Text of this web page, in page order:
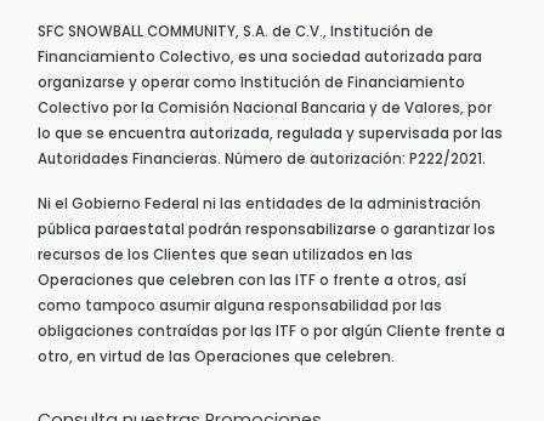
SFC SNOWBALL COMMUNITY, S.A. de C.V., Institución de
Financiamiento Colectivo, es una sociedad autorizada para
organizarse y operar como Institución de Financiamiento
Colectivo por la Comisión Nacional Bancaria y de Valores, por
lo que se encuentra autorizada, regulada y supervisada por las
Autoridades Financieras. Número de autorización: P222/2021.
Ni el Gobierno Federal ni las entidades de la administración
pública paraestatal podrán responsabilizarse o garantizar los
recursos de los Clientes que sean utilizados en las
Operaciones que celebren con las ITF o frente a otros, así
como tampoco asumir alguna responsabilidad por las
obligaciones contraídas por las ITF o por algún Cliente frente a
otro, en virtud de las Operaciones que celebren.